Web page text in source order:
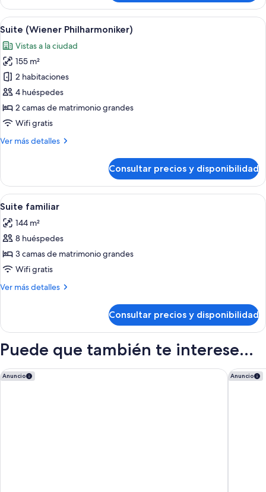
(Opera
Penthouse)
Abrir
todas
las
fotos
de
Suite
(Wiener
Philharmoniker)
Una habitación con una cama, un
10
Suite (Wiener Philharmoniker)
Vistas a la ciudad
155 m²
2 habitaciones
4 huéspedes
2 camas de matrimonio grandes
Wifi gratis
Ver más detalles
Más
(Wiener
Philharmoniker)
Consultar precios y disponibilidad
Abrir
todas
las
fotos
de
Suite
familiar
Habitación de hotel con sofá, una
11
Suite familiar
144 m²
8 huéspedes
3 camas de matrimonio grandes
Wifi gratis
Ver más detalles
Más
familiar
Consultar precios y disponibilidad
Puede que también te interese...
Anuncio
Mandarin Oriental, Vienna Anuncio